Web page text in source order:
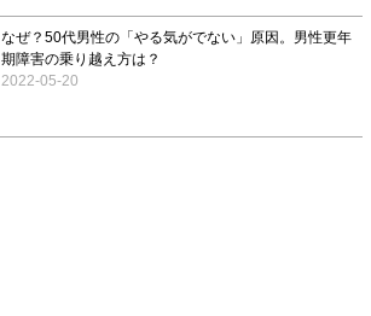
なぜ？50代男性の「やる気がでない」原因。男性更年
期障害の乗り越え方は？
2022-05-20